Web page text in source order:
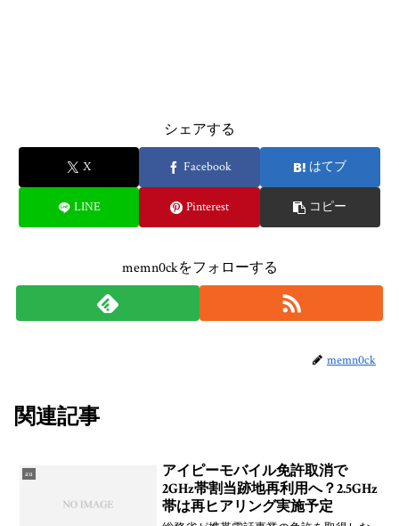
シェアする
X Facebook はてブ
LINE Pinterest コピー
memn0ckをフォローする
memn0ck
関連記事
au
アイピーモバイル免許取消で
2GHz帯割当跡地再利用へ？2.5GHz
帯は再ヒアリング実施予定